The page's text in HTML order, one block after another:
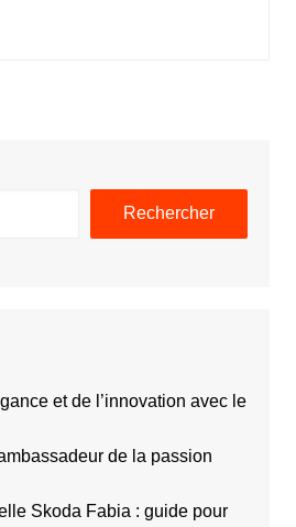
Rechercher
et de l’innovation avec le
de la passion
Skoda Fabia : guide pour